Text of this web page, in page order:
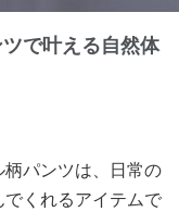
で叶える自然体
パンツは、日常の
くれるアイテムで